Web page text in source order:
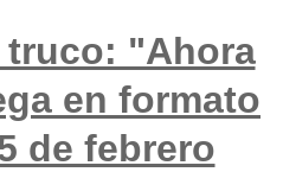
truco: "Ahora
en formato
de febrero